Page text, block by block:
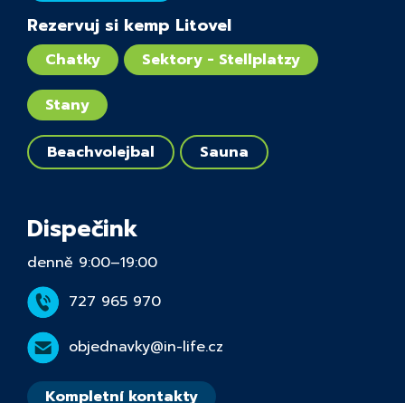
Dispečink
denně 9:00–19:00
727 965 970
objednavky@in-life.cz
Kompletní kontakty
Rezervuj si kemp Litovel
Chatky Sektory - Stellplatzy
Stany
Beachvolejbal Sauna